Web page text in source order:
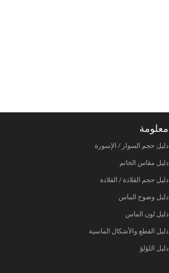
معلومة
دليل حجم السوار / الإسورة
دليل مقاس الخاتم
دليل حجم القلادة / القلادة
دليل وضوح الماس
دليل لون الماس
دليل القطع والأشكال الماسية
دليل اللؤلؤ